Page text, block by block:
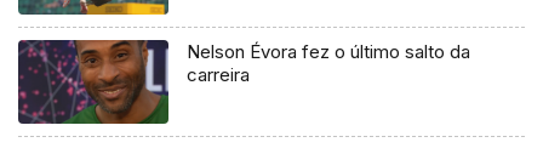
Nelson Évora fez o último salto da
carreira